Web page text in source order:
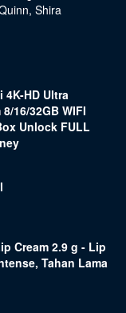
, Shira
4K-HD Ultra
16/32GB WIFI
Unlock FULL
Cream 2.9 g - Lip
Tahan Lama